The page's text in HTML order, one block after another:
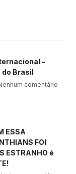
–
Brasil
comentário
ESSA
FOI
ESTRANHO é